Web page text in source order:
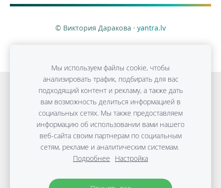
© Виктория Даракова · yantra.lv
Онлайн обучение
Detox Anti-Age
ПЛОСКИЙ ЖИВОТ без диет
Консультации
Путешествия
Файлы cookie
Copyright © Виктории Дараковой | 2010-2026 |
Материалы защищены авторским правом.
защиты данных
Мы используем файлы cookie, чтобы
анализировать трафик, подбирать для вас
подходящий контент и рекламу, а также дать
вам возможность делиться информацией в
социальных сетях. Мы также предоставляем
информацию об использовании вами нашего
веб-сайта своим партнерам по социальным
сетям, рекламе и аналитическим системам.
Подробнее
Настройка